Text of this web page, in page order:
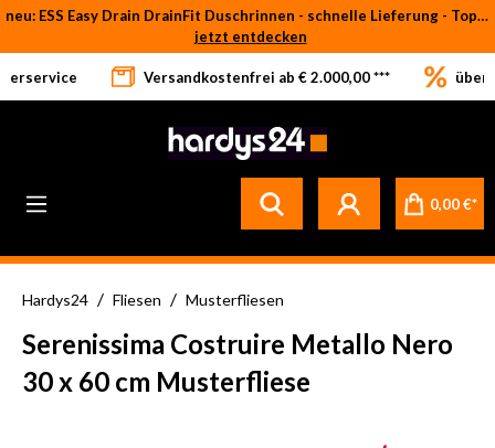
Zum Hauptinhalt springen
neu: ESS Easy Drain DrainFit Duschrinnen - schnelle Lieferung - Top-Preise
jetzt entdecken
Betrifft ausschließlich bei Bestellware-Fliesen: aufgrund der Werksferien in Italien und Spanien kommt es zu Verzögerungen bei der Verladung. Sämtliche Lagerware (sofort verfügbar) sowie alle anderen Produktgruppen versenden wir weiterhin regulär
Versandkostenfrei ab € 2.000,00 *** über
0,00 €*
Hardys24 / Fliesen / Musterfliesen
Serenissima Costruire Metallo Nero
30 x 60 cm Musterfliese